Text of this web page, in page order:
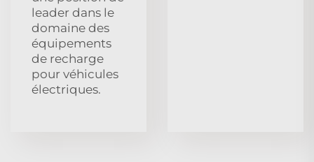
leader dans le
domaine des
équipements
de recharge
pour véhicules
électriques.